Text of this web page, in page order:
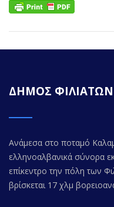
ΔΗΜΟΣ ΦΙΛΙΑΤΩΝ
Ανάμεσα στο ποταμό
ελληνοαλβανικά σύνορα
επίκεντρο την πόλη των
βρίσκεται 17 χλμ